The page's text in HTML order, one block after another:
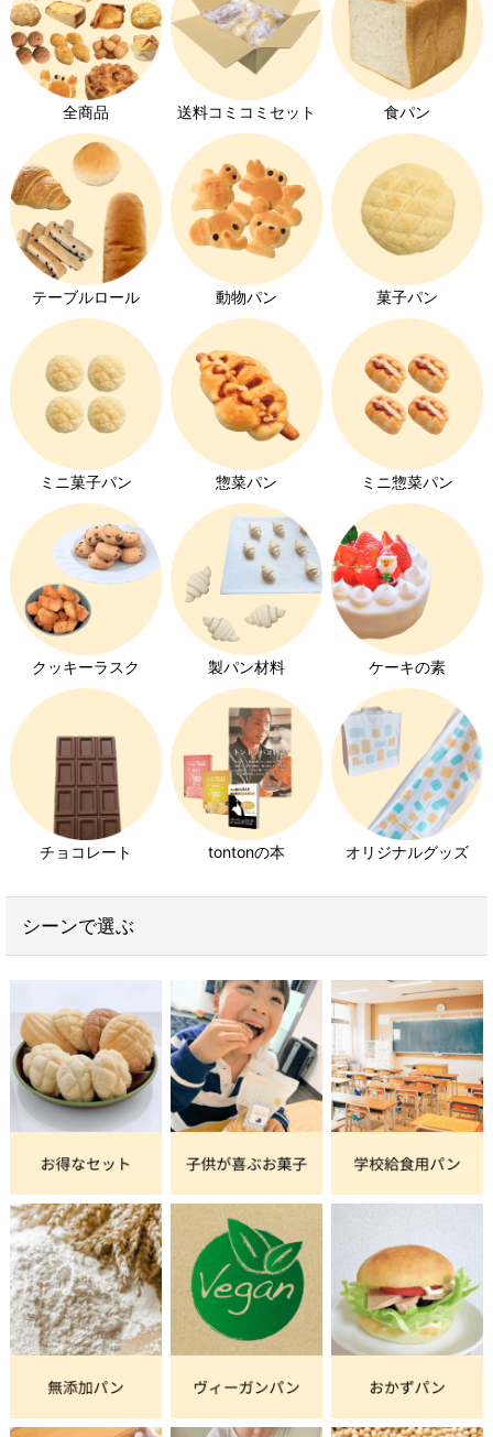
全商品 送料コミコミセット 食パン
テーブルロール 動物パン 菓子パン
ミニ菓子パン 惣菜パン ミニ惣菜パン
クッキーラスク 製パン材料 ケーキの素
チョコレート tontonの本 オリジナルグッズ
シーンで選ぶ